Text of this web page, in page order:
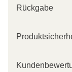
Rückgabe